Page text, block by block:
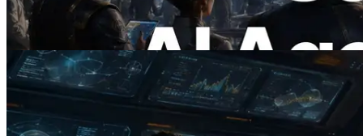
precisam
Ler este artigo